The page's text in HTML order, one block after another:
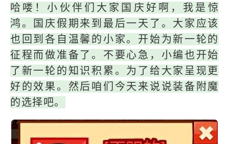
哈喽！小伙伴们大家国庆好啊，我是惊
鸿。国庆假期来到最后一天了。大家应该
也回到各自温馨的小家。开始为新一轮的
征程而做准备了。不要心急，小编也开始
了新一轮的知识积累。为了给大家呈现更
好的效果。然后咱们今天来说说装备附魔
的选择吧。